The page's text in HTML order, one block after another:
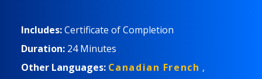
Includes:Certificate of Completion
Duration: 24 Minutes
Other Languages: Canadian French ,